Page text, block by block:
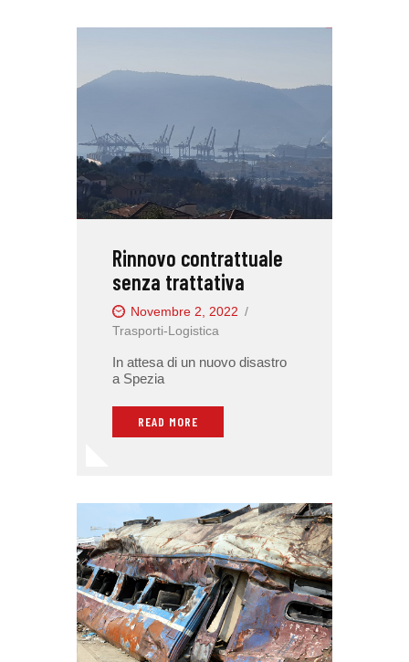
Rinnovo contrattuale
senza trattativa
Novembre 2, 2022
Trasporti-Logistica
In attesa di un nuovo disastro
a Spezia
READ MORE